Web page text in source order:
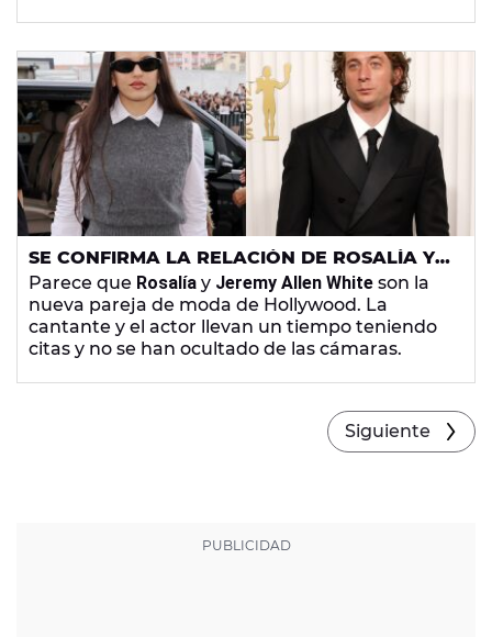
SE CONFIRMA LA RELACIÓN DE ROSALÍA Y
JEREMY ALLEN WHITE
Parece que Rosalía y Jeremy Allen White son la
nueva pareja de moda de Hollywood. La
cantante y el actor llevan un tiempo teniendo
citas y no se han ocultado de las cámaras.
Siguiente